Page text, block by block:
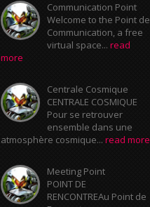
Communication Point
Welcome to the Point de
Communication, a free
virtual space... read
more
Centrale Cosmique
CENTRALE COSMIQUE
Pour se retrouver
ensemble dans une
atmosphère cosmique... read more
Meeting Point
POINT DE
RENCONTREAu Point de